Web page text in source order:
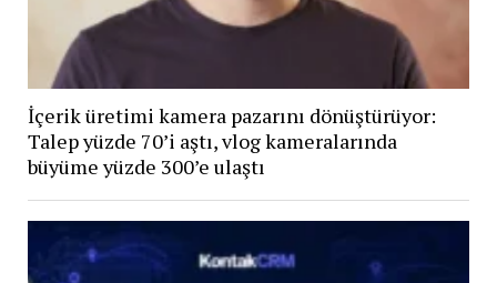
İçerik üretimi kamera pazarını dönüştürüyor:
Talep yüzde 70’i aştı, vlog kameralarında
büyüme yüzde 300’e ulaştı